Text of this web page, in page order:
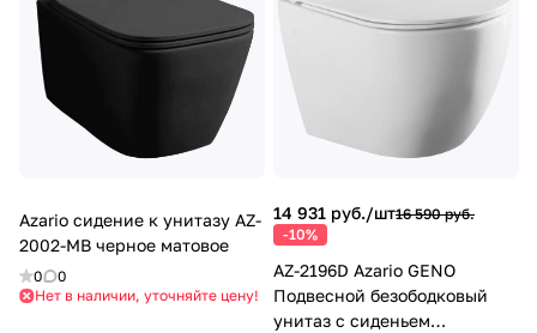
Azario сидение к унитазу AZ-
2002-MB черное матовое
0
0
Нет в наличии, уточняйте цену!
14 931 руб./шт16 590 руб.
-10%
AZ-2196D Azario GENO
Подвесной безободковый
унитаз с сиденьем